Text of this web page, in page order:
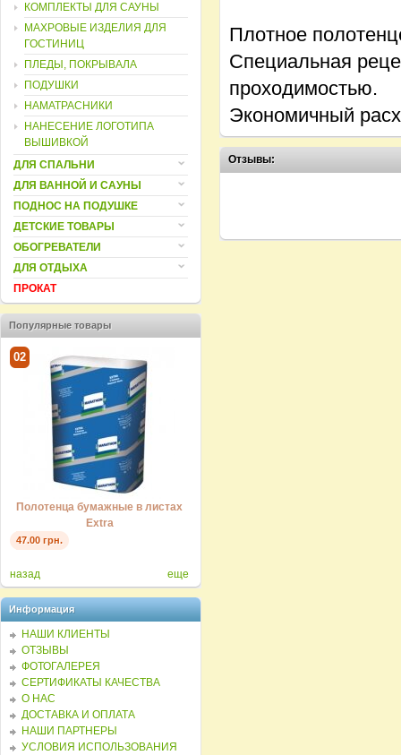
Плотное
Специальная
проходимостью.
Экономичный
Отзывы:
КОМПЛЕКТЫ ДЛЯ САУНЫ
МАХРОВЫЕ ИЗДЕЛИЯ ДЛЯ
ГОСТИНИЦ
ПЛЕДЫ, ПОКРЫВАЛА
ПОДУШКИ
НАМАТРАСНИКИ
НАНЕСЕНИЕ ЛОГОТИПА
ВЫШИВКОЙ
ДЛЯ СПАЛЬНИ
ДЛЯ ВАННОЙ И САУНЫ
ПОДНОС НА ПОДУШКЕ
ДЕТСКИЕ ТОВАРЫ
ОБОГРЕВАТЕЛИ
ДЛЯ ОТДЫХА
ПРОКАТ
Популярные товары
02
Полотенца бумажные в листах
Extra
47.00 грн.
назад еще
Информация
НАШИ КЛИЕНТЫ
ОТЗЫВЫ
ФОТОГАЛЕРЕЯ
СЕРТИФИКАТЫ КАЧЕСТВА
О НАС
ДОСТАВКА И ОПЛАТА
НАШИ ПАРТНЕРЫ
УСЛОВИЯ ИСПОЛЬЗОВАНИЯ